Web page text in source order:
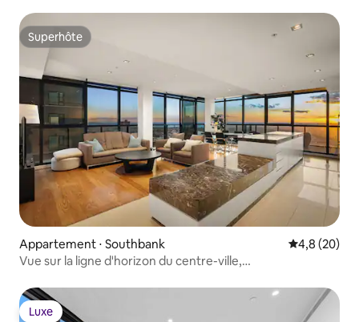
Superhôte
Superhôte
Appartement ⋅ Southbank Évaluation
4,8 (20)
Vue sur la ligne d'horizon du centre-ville,
Luxe
Luxe